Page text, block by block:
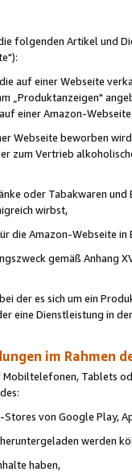
folgenden Artikel und
auf einer Webseite
„Produktanzeigen"
einer Amazon-
Webseite beworben
zum Vertrieb
oder Tabakwaren
wirbst,
die Amazon-Webseite in
gemäß Anhang
der es sich um ein
eine Dienstleistung in
im Rahmen
Mobiltelefonen, Tablets
Stores von Google Play,
werden
haben,